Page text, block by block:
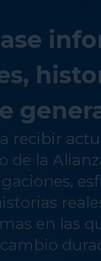
recibir
de la
en las